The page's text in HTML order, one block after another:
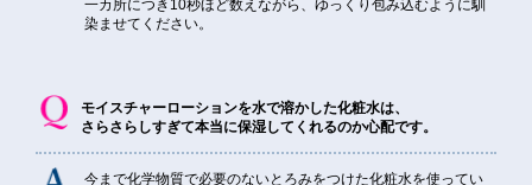
一カ所につき10秒ほど数えながら、ゆっくり包み込むように馴
染ませてください。
モイスチャーローションを水で溶かした化粧水は、
さらさらしすぎて本当に保湿してくれるのか心配です。
今まで化学物質で必要のないとろみをつけた化粧水を使ってい